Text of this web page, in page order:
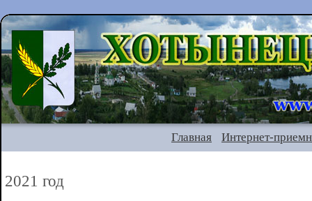
Главная Интернет-
2021 год